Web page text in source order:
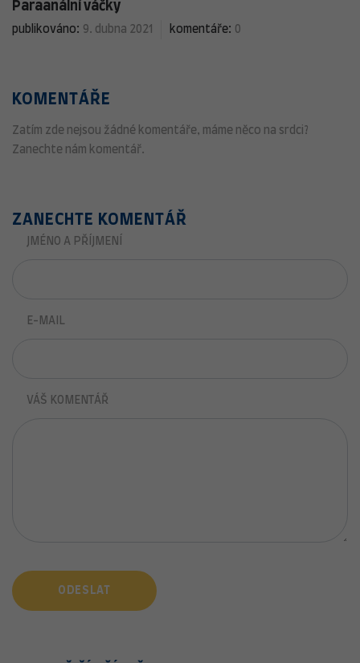
Paraanální váčky
publikováno: 9. dubna 2021 komentáře: 0
KOMENTÁŘE
Zatím zde nejsou žádné komentáře, máme něco na srdci?
Zanechte nám komentář.
ZANECHTE KOMENTÁŘ
JMÉNO A PŘÍJMENÍ
E-MAIL
VÁŠ KOMENTÁŘ
ODESLAT